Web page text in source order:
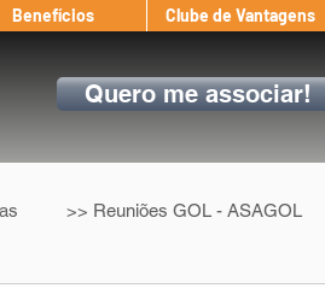
Benefícios Clube de Vantagens
Quero me associar!
>> Reuniões GOL - ASAGOL